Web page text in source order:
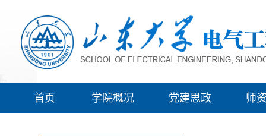
首页 学院概况 党建思政 师